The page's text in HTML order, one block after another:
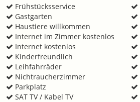
Frühstücksservice
Gastgarten
Haustiere willkommen
Internet im Zimmer kostenlos
Internet kostenlos
Kinderfreundlich
Leihfahrräder
Nichtraucherzimmer
Parkplatz
SAT TV / Kabel TV